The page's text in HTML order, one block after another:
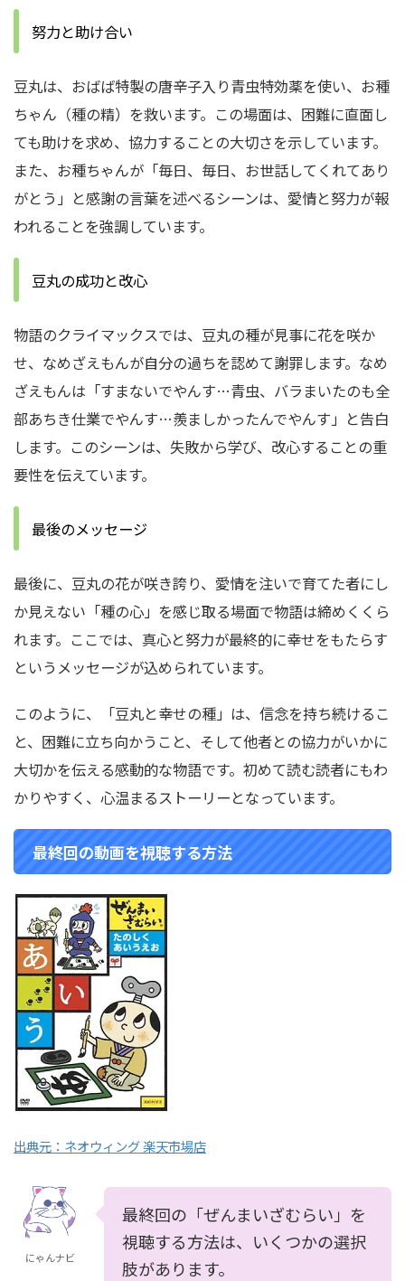
努力と助け合い
豆丸は、おばば特製の唐辛子入り青虫特効薬を使い、お種
ちゃん（種の精）を救います。この場面は、困難に直面し
ても助けを求め、協力することの大切さを示しています。
また、お種ちゃんが「毎日、毎日、お世話してくれてあり
がとう」と感謝の言葉を述べるシーンは、愛情と努力が報
われることを強調しています。
豆丸の成功と改心
物語のクライマックスでは、豆丸の種が見事に花を咲か
せ、なめざえもんが自分の過ちを認めて謝罪します。なめ
ざえもんは「すまないでやんす…青虫、バラまいたのも全
部あちき仕業でやんす…羨ましかったんでやんす」と告白
します。このシーンは、失敗から学び、改心することの重
要性を伝えています。
最後のメッセージ
最後に、豆丸の花が咲き誇り、愛情を注いで育てた者にし
か見えない「種の心」を感じ取る場面で物語は締めくくら
れます。ここでは、真心と努力が最終的に幸せをもたらす
というメッセージが込められています。
このように、「豆丸と幸せの種」は、信念を持ち続けるこ
と、困難に立ち向かうこと、そして他者との協力がいかに
大切かを伝える感動的な物語です。初めて読む読者にもわ
かりやすく、心温まるストーリーとなっています。
最終回の動画を視聴する方法
出典元：ネオウィング 楽天市場店
にゃんナビ
最終回の「ぜんまいざむらい」を
視聴する方法は、いくつかの選択
肢があります。